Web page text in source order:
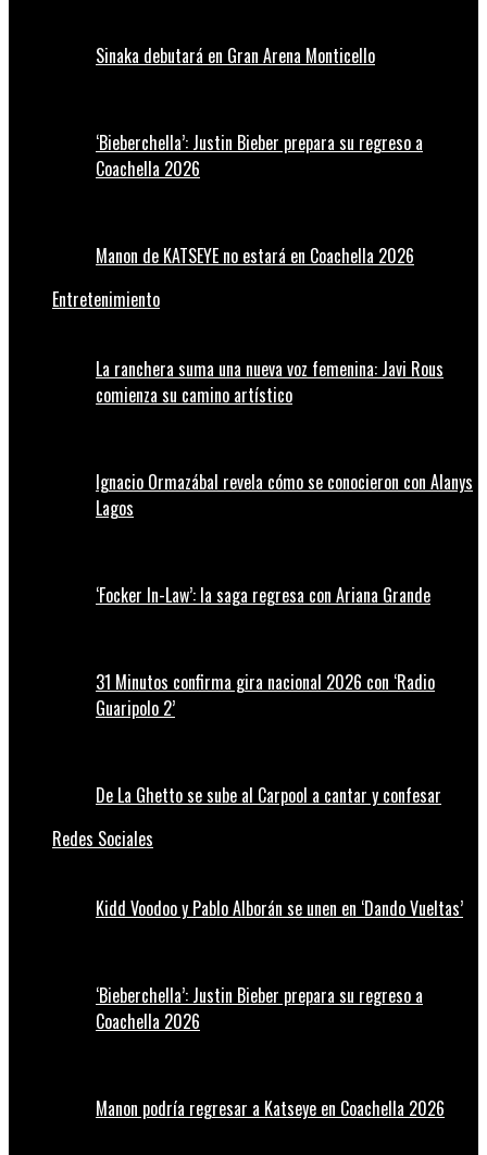
Sinaka debutará en Gran Arena Monticello
‘Bieberchella’: Justin Bieber prepara su regreso a
Coachella 2026
Manon de KATSEYE no estará en Coachella 2026
Entretenimiento
La ranchera suma una nueva voz femenina: Javi Rous
comienza su camino artístico
Ignacio Ormazábal revela cómo se conocieron con Alanys
Lagos
‘Focker In-Law’: la saga regresa con Ariana Grande
31 Minutos confirma gira nacional 2026 con ‘Radio
Guaripolo 2’
De La Ghetto se sube al Carpool a cantar y confesar
Redes Sociales
Kidd Voodoo y Pablo Alborán se unen en ‘Dando Vueltas’
‘Bieberchella’: Justin Bieber prepara su regreso a
Coachella 2026
Manon podría regresar a Katseye en Coachella 2026